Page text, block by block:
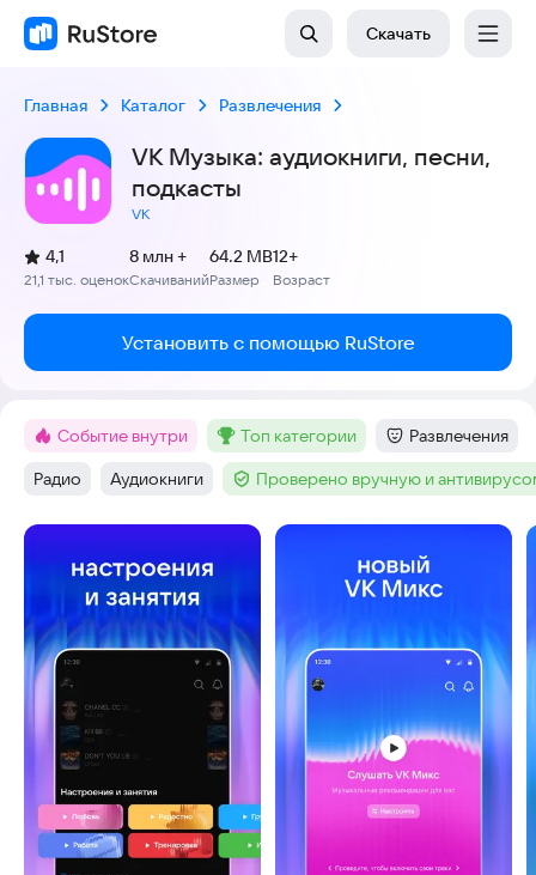
Скачать
Главная Каталог Развлечения
VK Музыка: аудиокниги, песни,
подкасты
VK
Рейтинг:
4,1
(
21,1 тыс. оценок
)
Скачиваний
8 млн +
Размер
64.2 MB
Возраст
12+
Установить с помощью RuStore
Метка:
Событие внутри Метка:
топ категории Категория:
Развлечения
Тег:
Радио Тег:
Аудиокниги Тег :Проверено вручную и
Скриншоты